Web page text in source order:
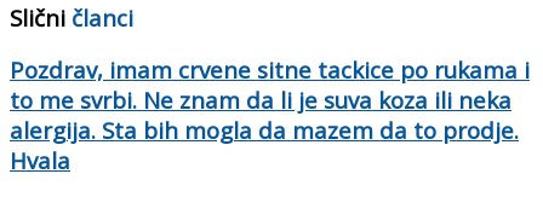
Slični članci
Pozdrav, imam crvene sitne tackice po rukama i
to me svrbi. Ne znam da li je suva koza ili neka
alergija. Sta bih mogla da mazem da to prodje.
Hvala